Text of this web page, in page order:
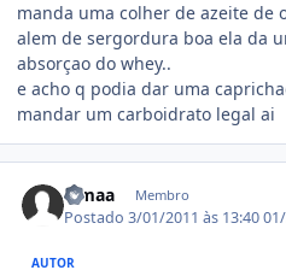
manda uma colher de azeite de
alem de sergordura boa ela da
absorçao do whey..
e acho q podia dar uma
mandar um carboidrato legal ai
Limaa Membro
Postado3/01/2011 às 13:40
AUTOR